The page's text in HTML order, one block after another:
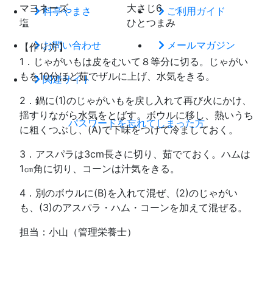
料亭やまさ ご利用ガイド
お問い合わせ メールマガジン
関連サイト
パスワードを忘れてしまった方
マヨネーズ 大さじ6
塩 ひとつまみ
【作り方】
1．じゃがいもは皮をむいて８等分に切る。じゃがい
もを10分ほど茹でザルに上げ、水気をきる。
2．鍋に(1)のじゃがいもを戻し入れて再び火にかけ、
揺すりながら水気をとばす。ボウルに移し、熱いうち
に粗くつぶし、(A)で下味をつけて冷ましておく。
3．アスパラは3cm長さに切り、茹でておく。ハムは
1㎝角に切り、コーンは汁気をきる。
4．別のボウルに(B)を入れて混ぜ、(2)のじゃがい
も、(3)のアスパラ・ハム・コーンを加えて混ぜる。
担当：小山（管理栄養士）